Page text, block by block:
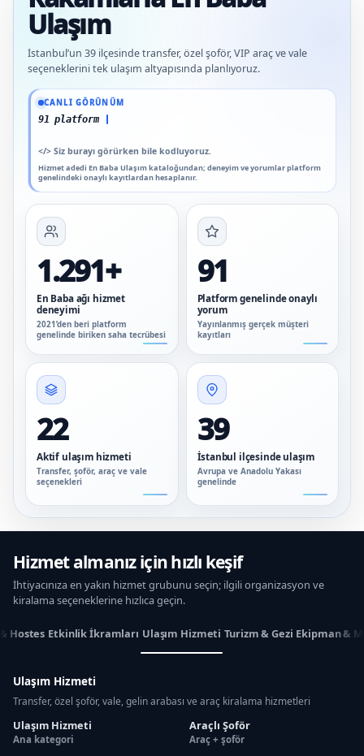
Ulaşım
İstanbul’un 39 ilçesinde transfer, özel şoför, VIP araç ve vale
seçeneklerini tek ulaşım altyapısında planlıyoruz.
CANLI GÖRÜNÜM
91 platform genelinde onaylı yorum
</> Siz burayı görürken bile kodluyoruz.
Hizmet adedi En Baba Ulaşım kataloğundan; deneyim ve yorumlar platform
genelindeki onaylı kayıtlardan hesaplanır.
Güncel veriler: 1.291+ En Baba ağı hizmet deneyimi; 91 platform genelinde
1.291+
En Baba ağı hizmet
deneyimi
2021’den beri platform
genelinde biriken saha tecrübesi
91
Platform genelinde onaylı
yorum
Yayınlanmış gerçek müşteri
kayıtları
22
Aktif ulaşım hizmeti
Transfer, şoför, araç ve vale
seçenekleri
39
İstanbul ilçesinde ulaşım
Avrupa ve Anadolu Yakası
genelinde
Hizmet almanız için hızlı keşif
İhtiyacınıza en yakın hizmet grubunu seçin; ilgili organizasyon ve
kiralama seçeneklerine hızlıca geçin.
Hostes Etkinlik İkramları Ulaşım Hizmeti Turizm & Gezi Ekipman &
Ulaşım Hizmeti
Transfer, özel şoför, vale, gelin arabası ve araç kiralama hizmetleri
Ulaşım Hizmeti
Ana kategori
Araçlı Şoför
Araç + şoför